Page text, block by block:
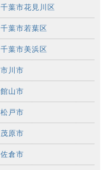
千葉市花見川区
千葉市若葉区
千葉市美浜区
市川市
館山市
松戸市
茂原市
佐倉市